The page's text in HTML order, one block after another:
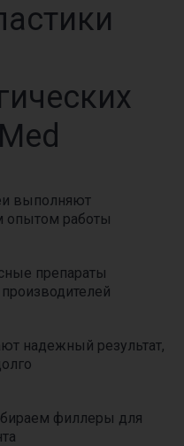
выполняют
опытом работы
препараты
надежный результат,
филлеры для